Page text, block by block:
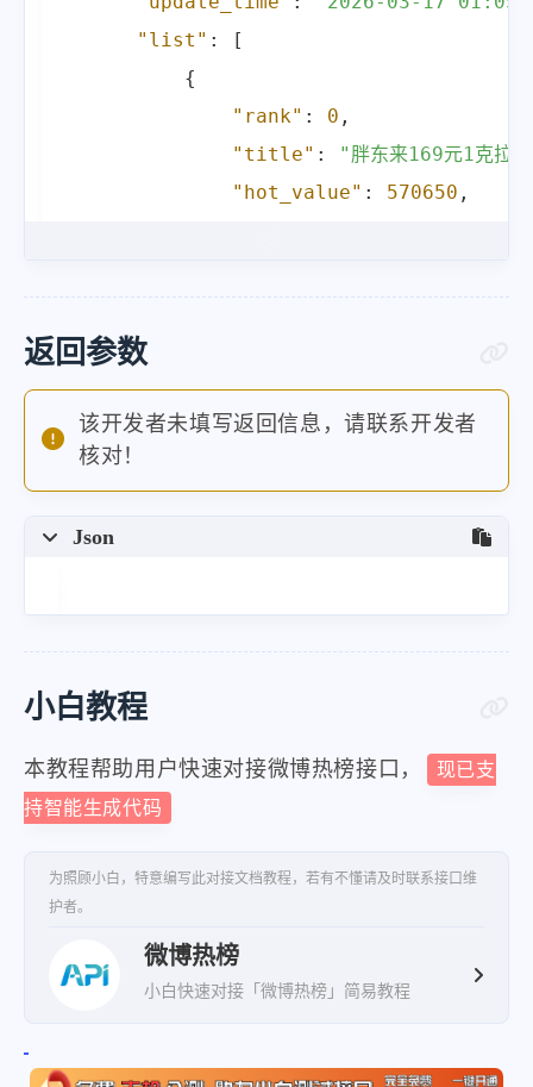
"list" :
[
{
"rank" : 0 ,
"title" :
"胖东来169元1克拉
"hot_value" : 570650 ,
},
"developer": "尋鯨錄",
"api_platform": "https://
}
返回参数
该开发者未填写返回信息，请联系开发者
核对！
Json
小白教程
本教程帮助用户快速对接微博热榜接口，
现已支
持智能生成代码
为照顾小白，特意编写此对接文档教程，若有不懂请及时联系接口维
护者。
微博热榜
小白快速对接「微博热榜」简易教程